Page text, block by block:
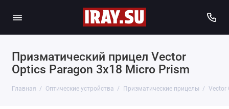
Призматический прицел Vector
Optics Paragon 3x18 Micro Prism
Главная Оптические устройства Призматические прицелы Vector